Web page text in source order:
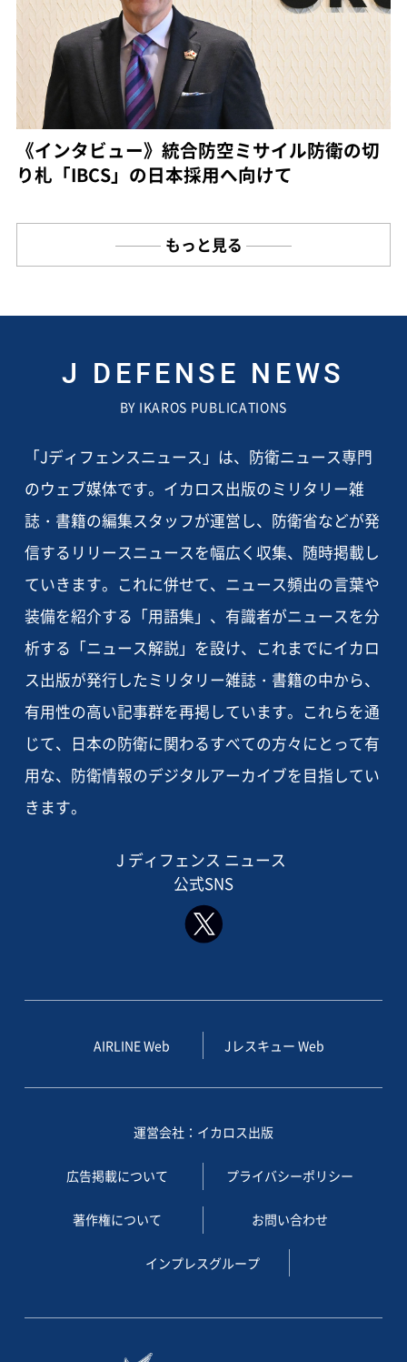
《インタビュー》統合防空ミサイル防衛の切
り札「IBCS」の日本採用へ向けて
もっと見る
J DEFENSE NEWS
BY IKAROS PUBLICATIONS
「Jディフェンスニュース」は、防衛ニュース専門
のウェブ媒体です。イカロス出版のミリタリー雑
誌・書籍の編集スタッフが運営し、防衛省などが発
信するリリースニュースを幅広く収集、随時掲載し
ていきます。これに併せて、ニュース頻出の言葉や
装備を紹介する「用語集」、有識者がニュースを分
析する「ニュース解説」を設け、これまでにイカロ
ス出版が発行したミリタリー雑誌・書籍の中から、
有用性の高い記事群を再掲しています。これらを通
じて、日本の防衛に関わるすべての方々にとって有
用な、防衛情報のデジタルアーカイブを目指してい
きます。
J ディフェンス ニュース
公式SNS
AIRLINE Web Jレスキュー Web
運営会社：イカロス出版
広告掲載について プライバシーポリシー
著作権について お問い合わせ
インプレスグループ